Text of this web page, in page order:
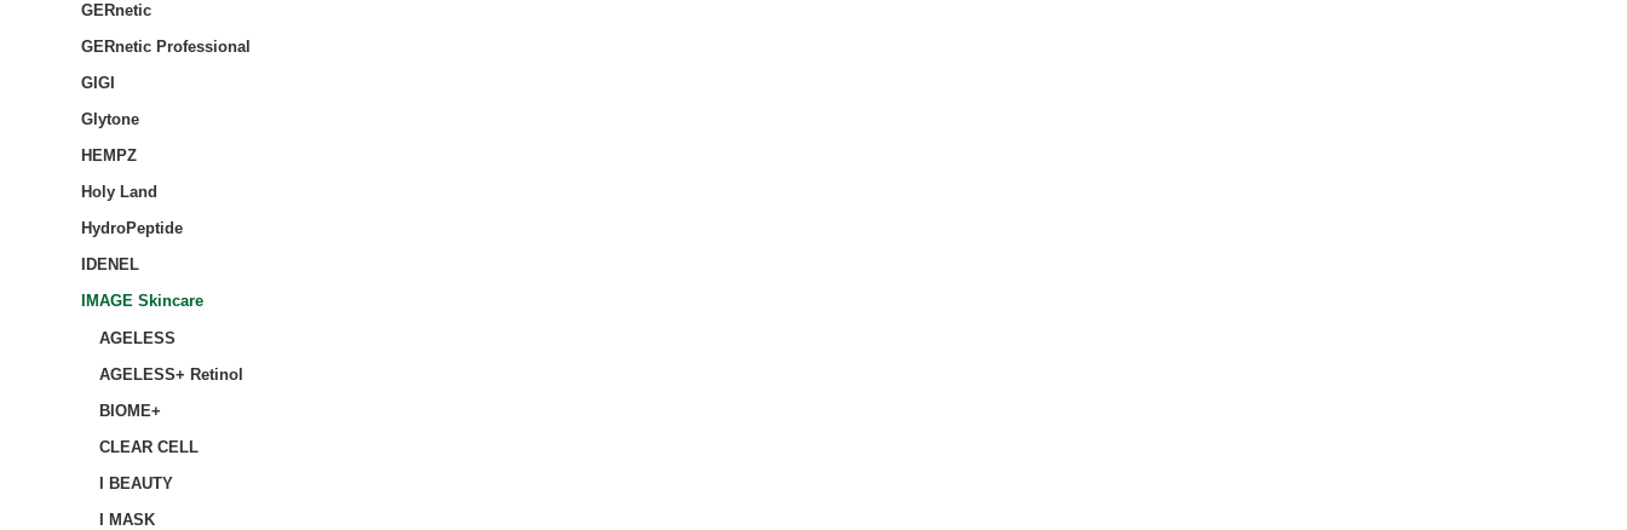
GERnetic
GERnetic Professional
GIGI
Glytone
HEMPZ
Holy Land
HydroPeptide
IDENEL
IMAGE Skincare
AGELESS
AGELESS+ Retinol
BIOME+
CLEAR CELL
I BEAUTY
I MASK